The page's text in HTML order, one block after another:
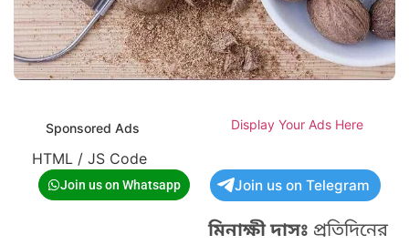
Sponsored Ads Display Your Ads Here
HTML / JS Code
Join us on Whatsapp Join us on Telegram
মিনাক্ষী দাসঃ প্রতিদিনের